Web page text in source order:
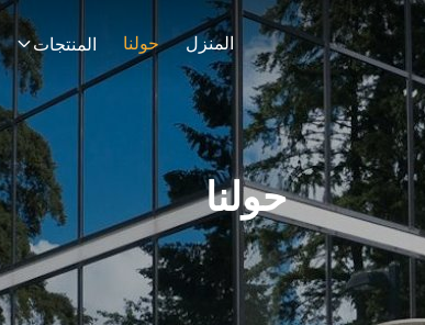
المنزل حولنا المنتجات
حولنا